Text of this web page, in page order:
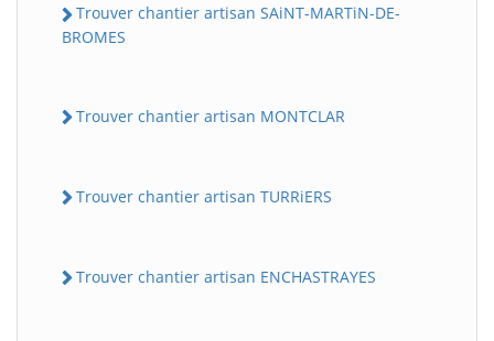
Trouver chantier artisan SAiNT-MARTiN-DE-
BROMES
Trouver chantier artisan MONTCLAR
Trouver chantier artisan TURRiERS
Trouver chantier artisan ENCHASTRAYES